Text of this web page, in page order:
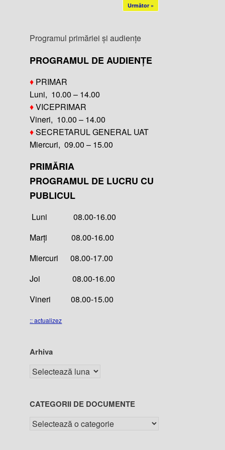
Următor »
Programul primăriei și audiențe
PROGRAMUL DE AUDIENȚE
♦ PRIMAR
Luni, 10.00 – 14.00
♦VICEPRIMAR
Vineri, 10.00 – 14.00
♦SECRETARUL GENERAL UAT
Miercuri, 09.00 – 15.00
PRIMĂRIA
PROGRAMUL DE LUCRU CU
PUBLICUL
Luni 08.00-16.00
Marți 08.00-16.00
Miercuri 08.00-17.00
Joi 08.00-16.00
Vineri 08.00-15.00
:: actualizez
Arhiva
CATEGORII DE DOCUMENTE